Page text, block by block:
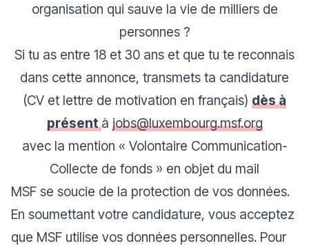
organisation qui sauve la vie de milliers de
personnes ?
Si tu as entre 18 et 30 ans et que tu te reconnais
dans cette annonce, transmets ta candidature
(CV et lettre de motivation en français) dès à
présentà jobs@luxembourg.msf.org
avec la mention « Volontaire Communication-
Collecte de fonds » en objet du mail
MSF se soucie de la protection de vos données.
En soumettant votre candidature, vous acceptez
que MSF utilise vos données personnelles. Pour